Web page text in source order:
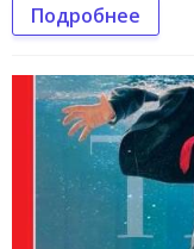
Подробнее